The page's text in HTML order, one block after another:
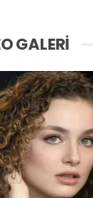
GALERİ